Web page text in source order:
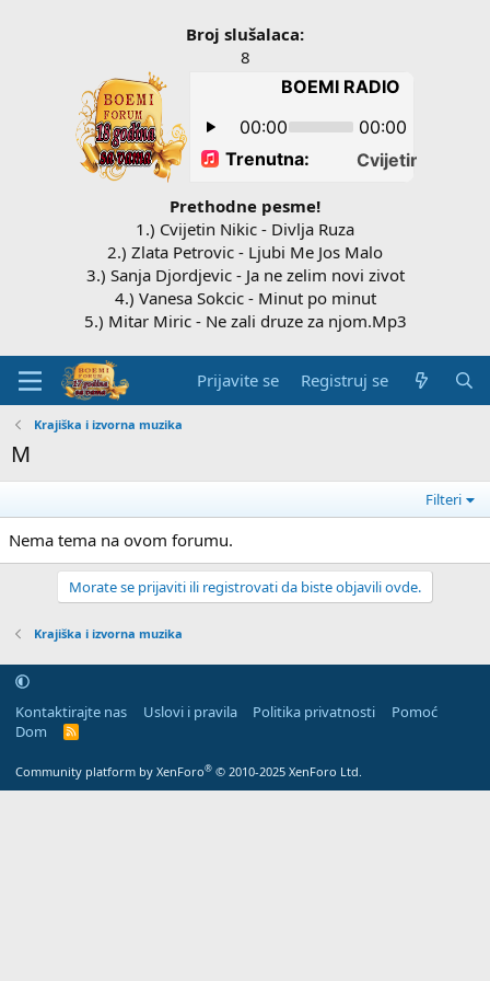
Broj slušalaca:
8
Prethodne pesme!
1.) Cvijetin Nikic - Divlja Ruza
2.) Zlata Petrovic - Ljubi Me Jos Malo
3.) Sanja Djordjevic - Ja ne zelim novi zivot
4.) Vanesa Sokcic - Minut po minut
5.) Mitar Miric - Ne zali druze za njom.Mp3
Prijavite se Registruj se
Krajiška i izvorna muzika
M
Filteri
Nema tema na ovom forumu.
Morate se prijaviti ili registrovati da biste objavili ovde.
Krajiška i izvorna muzika
Kontaktirajte nas Uslovi i pravila Politika privatnosti
Pomoć
Dom
R
Community platform by XenForo® © 2010-2025 XenForo Ltd.